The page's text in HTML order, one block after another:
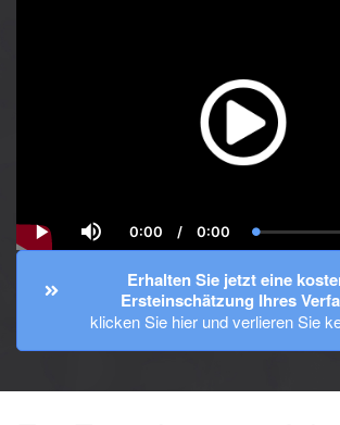
Play Mute
Current
Time
0:00 / Duration
0:00 Loaded:
0.00%
Erhalten Sie jetzt eine
Ersteinschätzung Ihres
klicken Sie hier und verlieren Sie